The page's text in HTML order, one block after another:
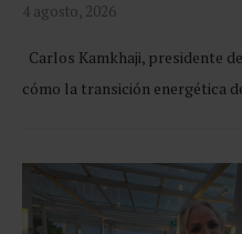
4 agosto, 2026
Carlos Kamkhaji, presidente
cómo la transición energética